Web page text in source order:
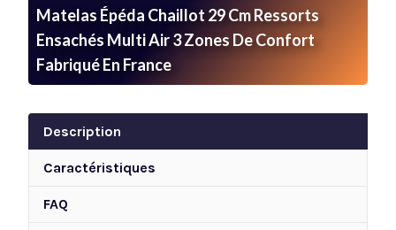
Matelas Épéda Chaillot 29 Cm Ressorts
Ensachés Multi Air 3 Zones De Confort
Fabriqué En France
Description
Caractéristiques
FAQ